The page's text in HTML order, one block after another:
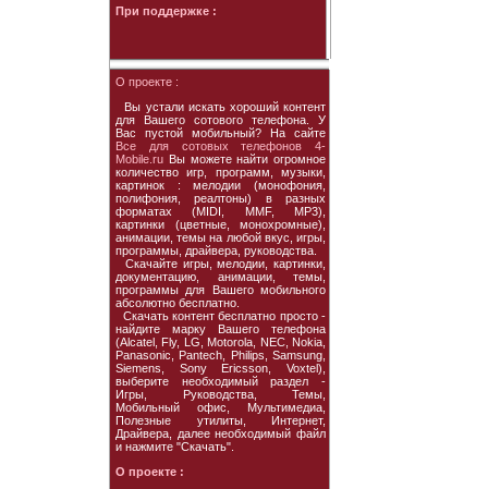
При поддержке :
О проекте :
Вы устали искать хороший контент
для Вашего сотового телефона. У
Вас пустой мобильный? На сайте
Все для сотовых телефонов 4-
Mobile.ru Вы можете найти огромное
количество игр, программ, музыки,
картинок : мелодии (монофония,
полифония, реалтоны) в разных
форматах (MIDI, MMF, MP3),
картинки (цветные, монохромные),
анимации, темы на любой вкус, игры,
программы, драйвера, руководства.
Скачайте игры, мелодии, картинки,
документацию, анимации, темы,
программы для Вашего мобильного
абсолютно бесплатно.
Скачать контент бесплатно просто -
найдите марку Вашего телефона
(Alcatel, Fly, LG, Motorola, NEC, Nokia,
Panasonic, Pantech, Philips, Samsung,
Siemens, Sony Ericsson, Voxtel),
выберите необходимый раздел -
Игры, Руководства, Темы,
Мобильный офис, Мультимедиа,
Полезные утилиты, Интернет,
Драйвера, далее необходимый файл
и нажмите "Скачать".
О проекте :